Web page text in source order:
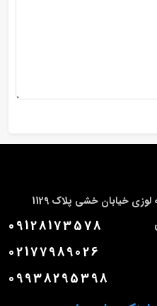
خیابان خشی پلاک 1129
09128173578
02177989026
09938295398